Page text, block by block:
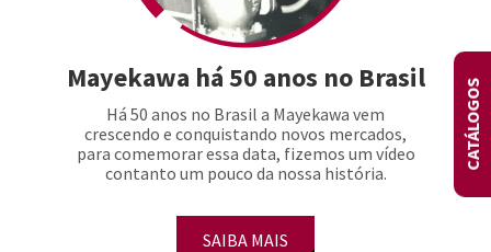
Mayekawa há 50 anos no Brasil
Há 50 anos no Brasil a Mayekawa vem
crescendo e conquistando novos mercados,
para comemorar essa data, fizemos um vídeo
contanto um pouco da nossa história.
SAIBA MAIS
CATÁLOGOS